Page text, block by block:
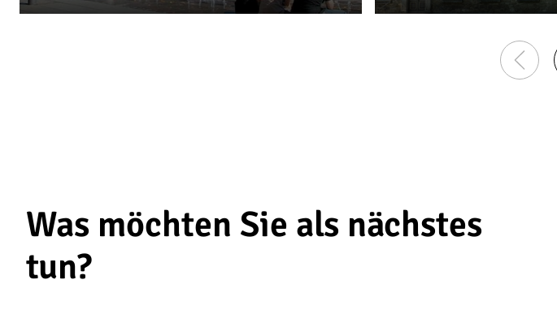
Was möchten Sie als nächstes
tun?